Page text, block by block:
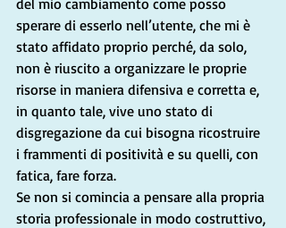
sperare di esserlo nell’utente, che mi è
stato affidato proprio perché, da solo,
non è riuscito a organizzare le proprie
risorse in maniera difensiva e corretta e,
in quanto tale, vive uno stato di
disgregazione da cui bisogna ricostruire
i frammenti di positività e su quelli, con
fatica, fare forza.
Se non si comincia a pensare alla propria
storia professionale in modo costruttivo,